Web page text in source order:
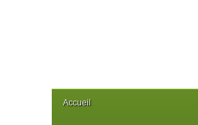
Accueil